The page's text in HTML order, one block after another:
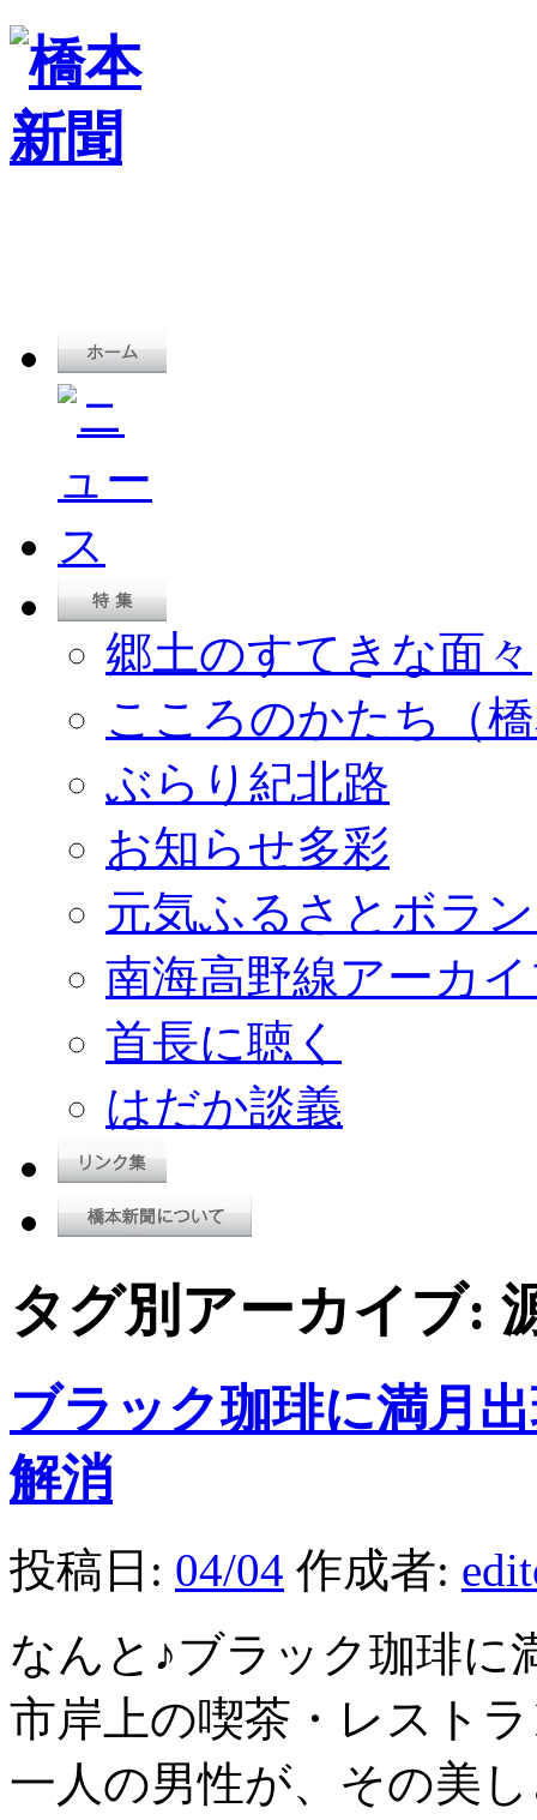
郷土のすてきな面々
こころのかたち（
ぶらり紀北路
お知らせ多彩
元気ふるさとボラ
南海高野線アーカ
首長に聴く
はだか談義
タグ別アーカイブ:
ブラック珈琲に満月
解消
投稿日: 04/04 作成者:
なんと♪ブラック珈琲に
市岸上の喫茶・レスト
一人の男性が、その美